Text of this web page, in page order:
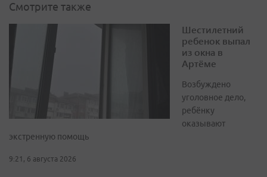
Смотрите также
Шестилетний
ребенок выпал
из окна в
Артёме
Возбуждено
уголовное дело,
ребёнку
оказывают
экстренную помощь
9:21, 6 августа 2026